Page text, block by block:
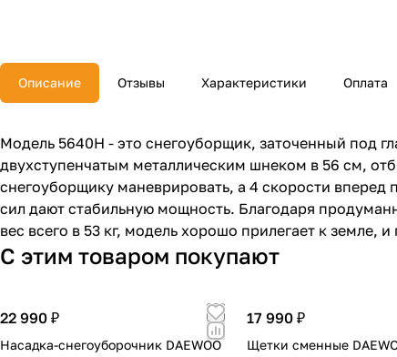
Описание Отзывы Характеристики Оплата
Модель 5640H - это снегоуборщик, заточенный под
двухступенчатым металлическим шнеком в 56 см,
снегоуборщику маневрировать, а 4 скорости
сил дают стабильную мощность. Благодаря
вес всего в 53 кг, модель хорошо прилегает к
С этим товаром покупают
22 990 ₽
Насадка-снегоуборочник DAEWOO
17 990 ₽
Щетки сменные